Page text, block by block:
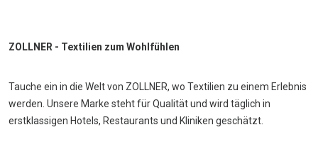
ZOLLNER - Textilien zum Wohlfühlen
Tauche ein in die Welt von ZOLLNER, wo Textilien zu einem Erlebnis
werden. Unsere Marke steht für Qualität und wird täglich in
erstklassigen Hotels, Restaurants und Kliniken geschätzt.